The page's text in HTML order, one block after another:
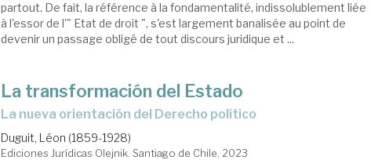
partout. De fait, la référence à la fondamentalité, indissolublement liée
à l'essor de l'" Etat de droit ", s'est largement banalisée au point de
devenir un passage obligé de tout discours juridique et ...
La transformación del Estado
la nueva orientación del Derecho político
Duguit, Léon (1859-1928)
Ediciones Jurídicas Olejnik. Santiago de Chile, 2023